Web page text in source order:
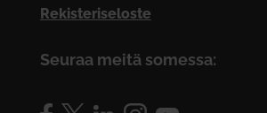
Rekisteriseloste
Seuraa meitä somessa: